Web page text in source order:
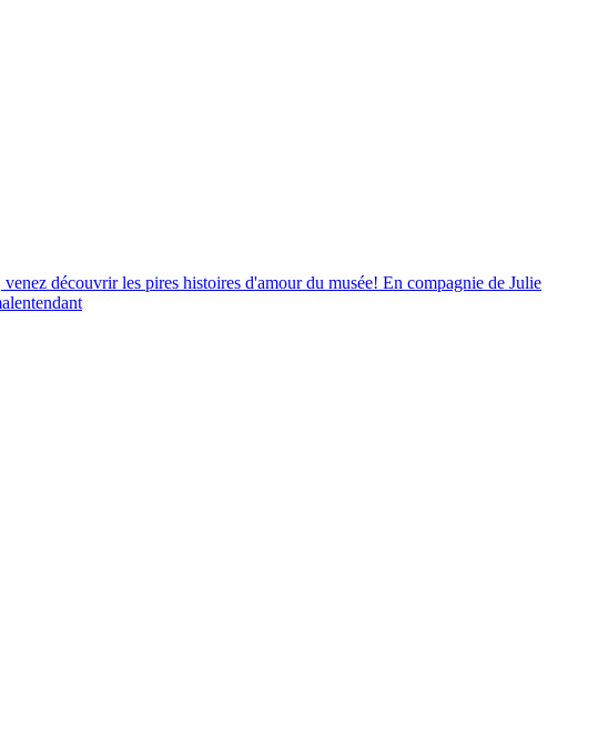
découvrir les pires histoires d'amour du musée! En compagnie de Julie